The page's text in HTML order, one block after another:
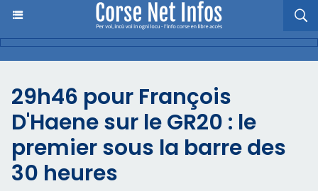
29h46 pour François
D'Haene sur le GR20 : le
premier sous la barre des
30 heures